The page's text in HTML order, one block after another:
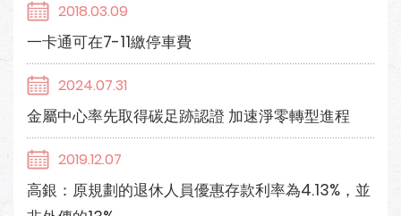
2018.03.09
一卡通可在7-11繳停車費
2024.07.31
金屬中心率先取得碳足跡認證 加速淨零轉型進程
2019.12.07
高銀：原規劃的退休人員優惠存款利率為4.13%，並